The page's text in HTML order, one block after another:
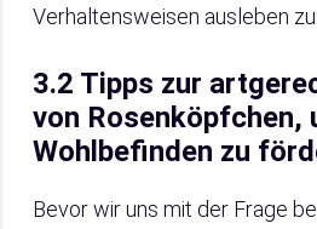
Verhaltensweisen ausleben zu
3.2 Tipps zur
von Rosenköpfchen,
Wohlbefinden zu
Bevor wir uns mit der Frage